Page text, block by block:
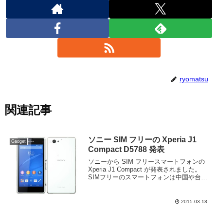
ryomatsu
関連記事
Gadget
ソニー SIM フリーの Xperia J1
Compact D5788 発表
ソニーから SIM フリースマートフォンの
Xperia J1 Compact が発表されました。
SIMフリーのスマートフォンは中国や台湾
2015.03.18